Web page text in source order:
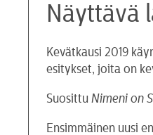
Näyttävä
Kevätkausi 2019
esitykset, joita on
SuosittuNimeni on
Ensimmäinen uusi